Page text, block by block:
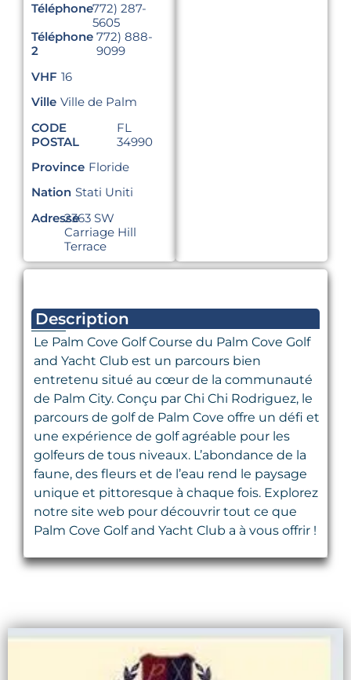
Téléphone772) 287-
5605
Téléphone
2
772) 888-
9099
VHF 16
Ville Ville de Palm
CODE
POSTAL
FL
34990
Province Floride
Nation Stati Uniti
Adresse2363 SW
Carriage Hill
Terrace
Description
Le Palm Cove Golf Course du Palm Cove Golf
and Yacht Club est un parcours bien
entretenu situé au cœur de la communauté
de Palm City. Conçu par Chi Chi Rodriguez, le
parcours de golf de Palm Cove offre un défi et
une expérience de golf agréable pour les
golfeurs de tous niveaux. L’abondance de la
faune, des fleurs et de l’eau rend le paysage
unique et pittoresque à chaque fois. Explorez
notre site web pour découvrir tout ce que
Palm Cove Golf and Yacht Club a à vous offrir !